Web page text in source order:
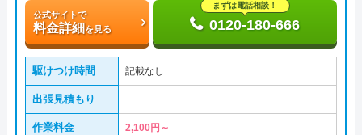
公式サイトで
料金詳細を見る
まずは電話相談！
0120-180-666
駆けつけ時間 記載なし
出張見積もり
作業料金 2,100円～